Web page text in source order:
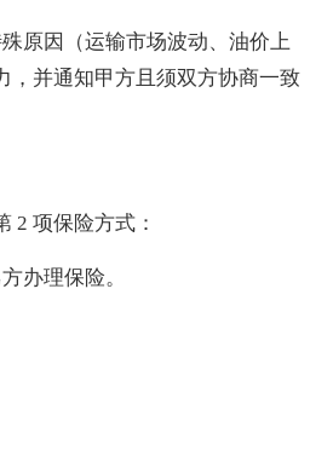
原因（运输市场波动、油价上
，并通知甲方且须双方协商一致
2 项保险方式：
办理保险。